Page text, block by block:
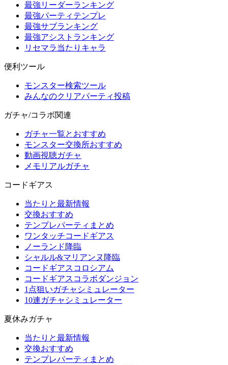
最強リーダーランキング
最強パーティテンプレ
最強サブランキング
最強アシストランキング
リセマラ当たりキャラ
便利ツール
モンスター検索ツール
みんなのクリアパーティ投稿
ガチャ/コラボ関連
ガチャ一覧とおすすめ
モンスター交換所おすすめ
動画視聴ガチャ
メモリアルガチャ
コードギアス
当たりと最新情報
交換おすすめ
テンプレパーティまとめ
ワンタッチコードギアス
ノーランド降臨
シャルル&マリアンヌ降臨
コードギアスコロシアム
コードギアスコラボダンジョン
1点狙いガチャシミュレーター
10連ガチャシミュレーター
夏休みガチャ
当たりと最新情報
交換おすすめ
テンプレパーティまとめ